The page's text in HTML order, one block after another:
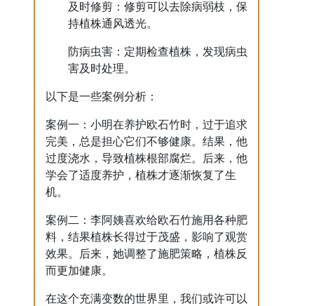
及时修剪：修剪可以去除病弱枝，保
持植株通风透光。
防病虫害：定期检查植株，发现病虫
害及时处理。
以下是一些案例分析：
案例一：小明在养护欧石竹时，过于追求
完美，总是担心它们不够健康。结果，他
过度浇水，导致植株根部腐烂。后来，他
学会了适度养护，植株才逐渐恢复了生
机。
案例二：李阿姨喜欢给欧石竹施用各种肥
料，结果植株长得过于茂盛，影响了观赏
效果。后来，她调整了施肥策略，植株反
而更加健康。
在这个充满变数的世界里，我们或许可以